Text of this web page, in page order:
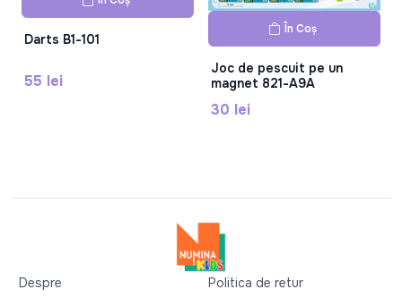
Darts B1-101
55 lei
În Coș
Joc de pescuit pe un
magnet 821-A9A
30 lei
Despre Politica de retur